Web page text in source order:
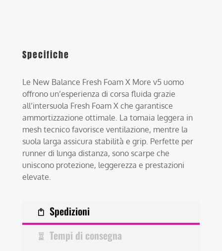
Specifiche
Le New Balance Fresh Foam X More v5 uomo
offrono un’esperienza di corsa fluida grazie
all’intersuola Fresh Foam X che garantisce
ammortizzazione ottimale. La tomaia leggera in
mesh tecnico favorisce ventilazione, mentre la
suola larga assicura stabilità e grip. Perfette per
runner di lunga distanza, sono scarpe che
uniscono protezione, leggerezza e prestazioni
elevate.
Spedizioni
Tempi di consegna